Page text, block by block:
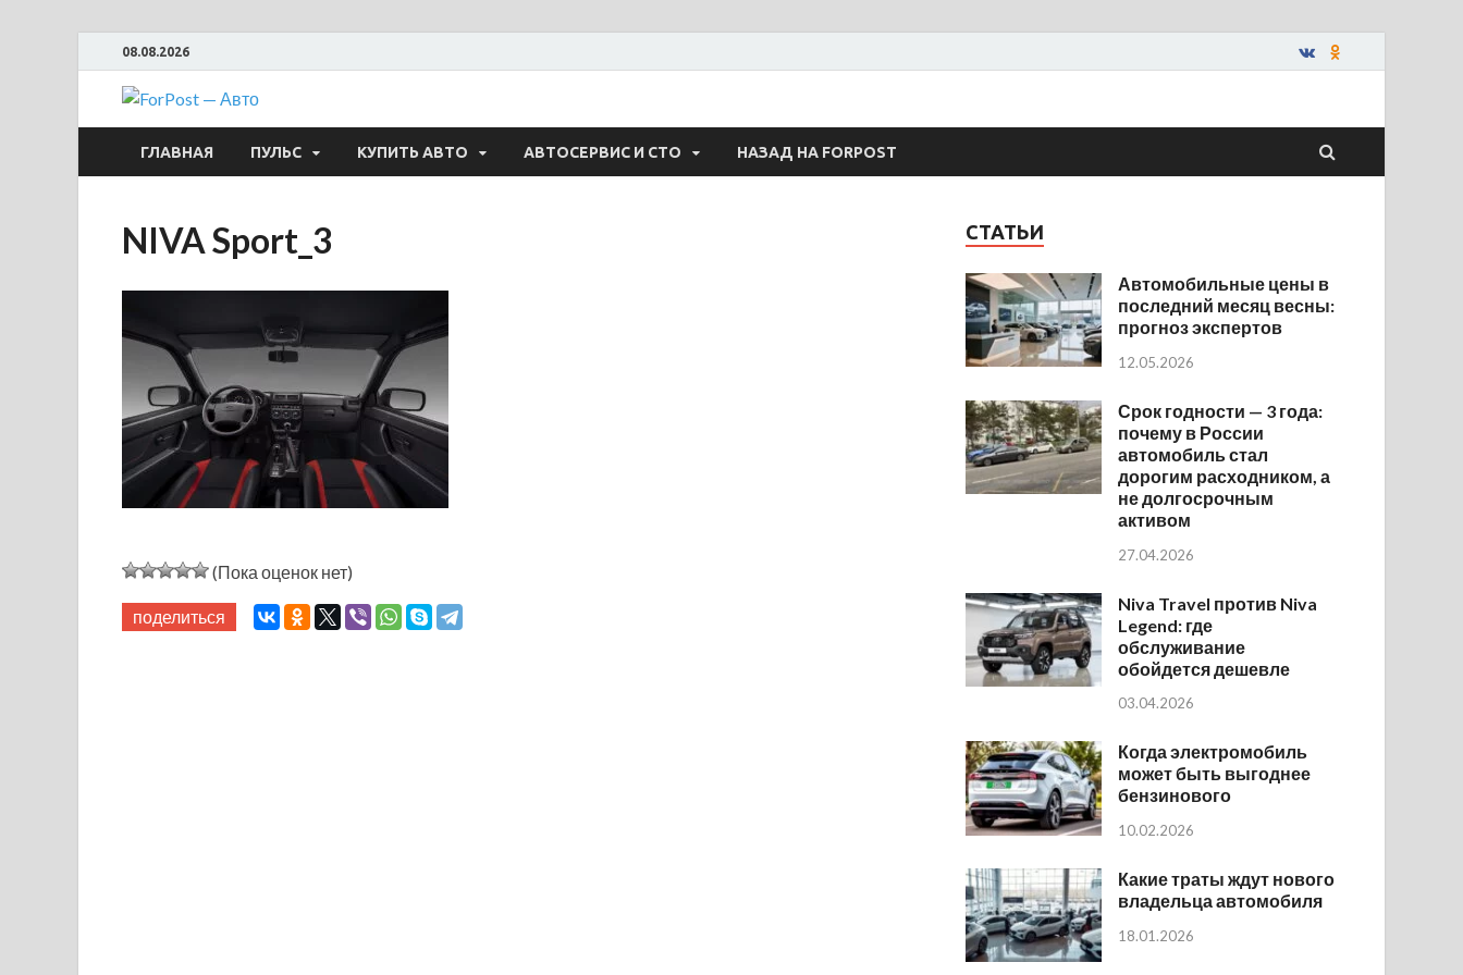
08.08.2026
ForPost — Авто
ГЛАВНАЯ ПУЛЬС КУПИТЬ АВТО АВТОСЕРВИС И СТО НАЗАД НА FORPOST
NIVA Sport_3
(Пока оценок нет)
поделиться
СТАТЬИ
Автомобильные цены в
последний месяц весны:
прогноз экспертов
12.05.2026
Срок годности — 3 года:
почему в России
автомобиль стал
дорогим расходником, а
не долгосрочным
активом
27.04.2026
Niva Travel против Niva
Legend: где
обслуживание
обойдется дешевле
03.04.2026
Когда электромобиль
может быть выгоднее
бензинового
10.02.2026
Какие траты ждут нового
владельца автомобиля
18.01.2026